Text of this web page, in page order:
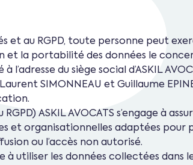
au RGPD, toute personne peut
et la portabilité des données le
du siège social d’ASKIL
SIMONNEAU et Guillaume
ASKIL AVOCATS s’engage à
et organisationnelles adaptées
ou l’accès non autorisé.
à utiliser les données collectées